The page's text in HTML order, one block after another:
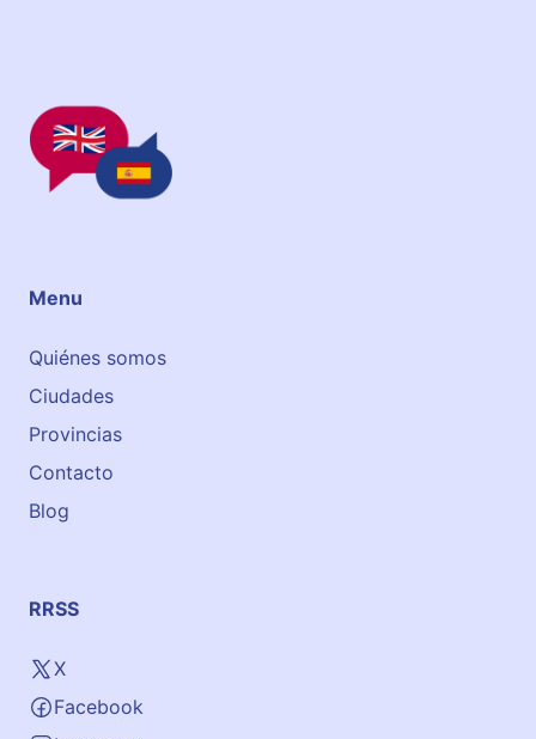
Menu
Quiénes somos
Ciudades
Provincias
Contacto
Blog
RRSS
X
Facebook